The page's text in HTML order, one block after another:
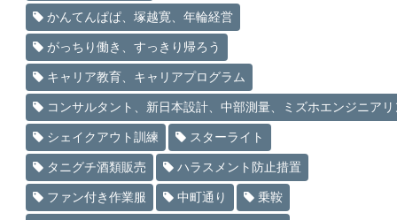
かんてんぱぱ、塚越寛、年輪経営
がっちり働き、すっきり帰ろう
キャリア教育、キャリアプログラム
コンサルタント、新日本設計、中部測量、ミズホエンジニアリ
シェイクアウト訓練 スターライト
タニグチ酒類販売 ハラスメント防止措置
ファン付き作業服 中町通り 乗鞍